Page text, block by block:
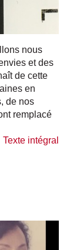
nous
et des
de cette
en
de nos
remplacé
Texte intégral